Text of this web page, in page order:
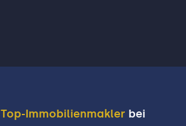
Top-Immobilienmakler bei